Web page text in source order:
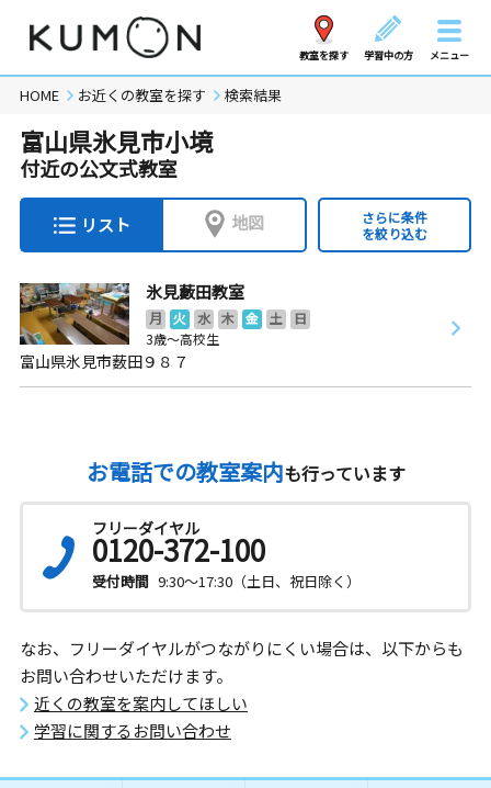
教室を探す 学習中の方 メニュー
HOME お近くの教室を探す 検索結果
富山県氷見市小境
付近の公文式教室
リスト 地図
さらに条件
を絞り込む
氷見藪田教室
月 火 水 木 金 土
日
3歳～高校生
富山県氷見市薮田９８７
お電話での教室案内も行っています
フリーダイヤル
0120-372-100
受付時間 9:30～17:30（土日、祝日除く）
なお、フリーダイヤルがつながりにくい場合は、以下からも
お問い合わせいただけます。
近くの教室を案内してほしい
学習に関するお問い合わせ